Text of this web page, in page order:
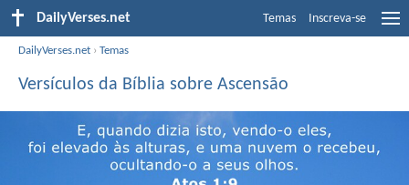
DailyVerses.net Temas Inscreva-se
DailyVerses.net ›Temas
Versículos da Bíblia sobre Ascensão